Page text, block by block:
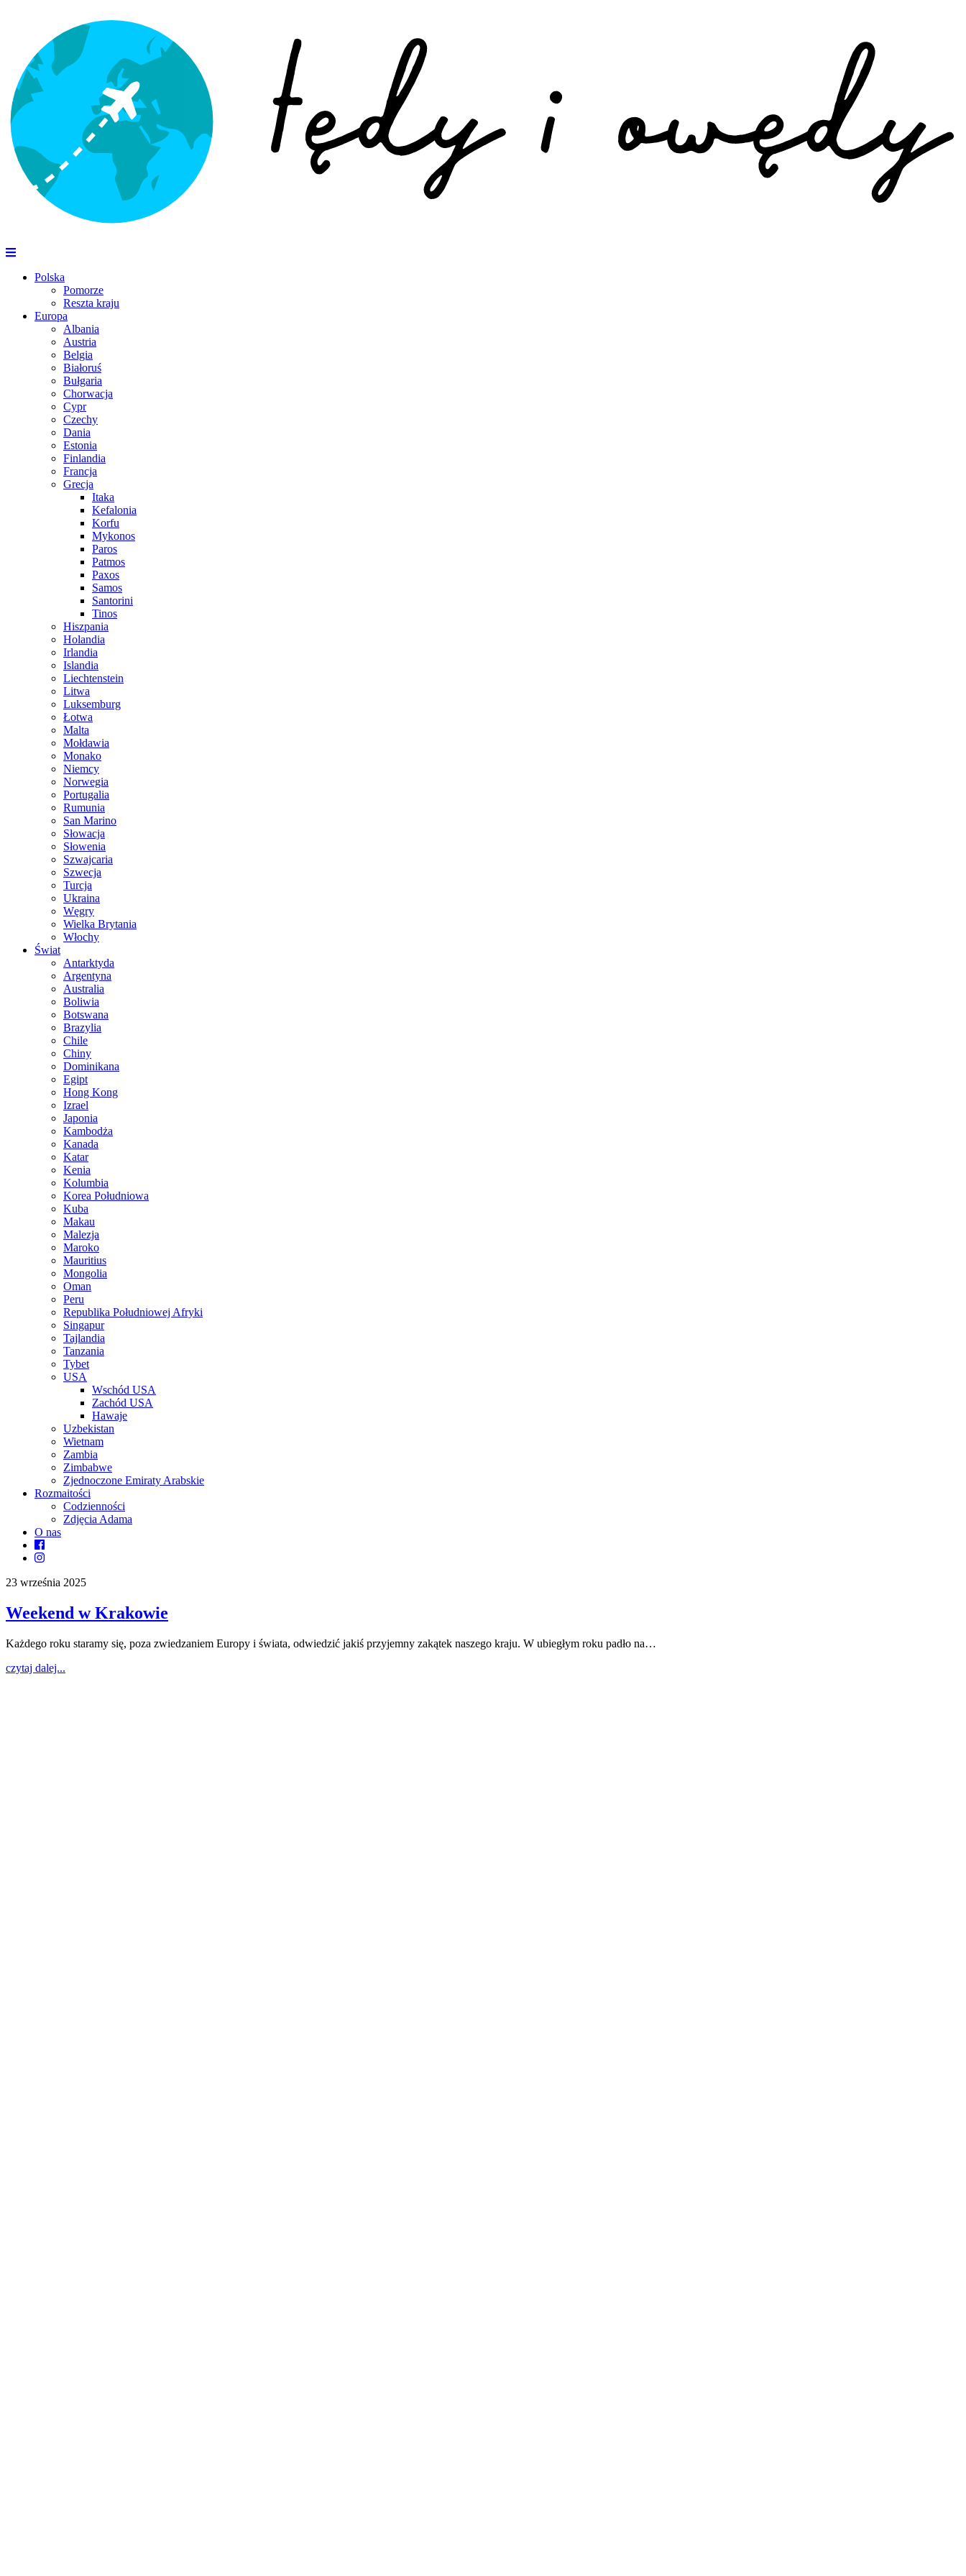
Polska
Pomorze
Reszta kraju
Europa
Albania
Austria
Belgia
Białoruś
Bułgaria
Chorwacja
Cypr
Czechy
Dania
Estonia
Finlandia
Francja
Grecja
Itaka
Kefalonia
Korfu
Mykonos
Paros
Patmos
Paxos
Samos
Santorini
Tinos
Hiszpania
Holandia
Irlandia
Islandia
Liechtenstein
Litwa
Luksemburg
Łotwa
Malta
Mołdawia
Monako
Niemcy
Norwegia
Portugalia
Rumunia
San Marino
Słowacja
Słowenia
Szwajcaria
Szwecja
Turcja
Ukraina
Węgry
Wielka Brytania
Włochy
Świat
Antarktyda
Argentyna
Australia
Boliwia
Botswana
Brazylia
Chile
Chiny
Dominikana
Egipt
Hong Kong
Izrael
Japonia
Kambodża
Kanada
Katar
Kenia
Kolumbia
Korea Południowa
Kuba
Makau
Malezja
Maroko
Mauritius
Mongolia
Oman
Peru
Republika Południowej Afryki
Singapur
Tajlandia
Tanzania
Tybet
USA
Wschód USA
Zachód USA
Hawaje
Uzbekistan
Wietnam
Zambia
Zimbabwe
Zjednoczone Emiraty Arabskie
Rozmaitości
Codzienności
Zdjęcia Adama
O nas
23 września 2025
Weekend w Krakowie
Każdego roku staramy się, poza zwiedzaniem Europy i świata, odwiedzić jakiś przyjemny zakątek naszego kraju. W ubiegłym roku padło na…
czytaj dalej...